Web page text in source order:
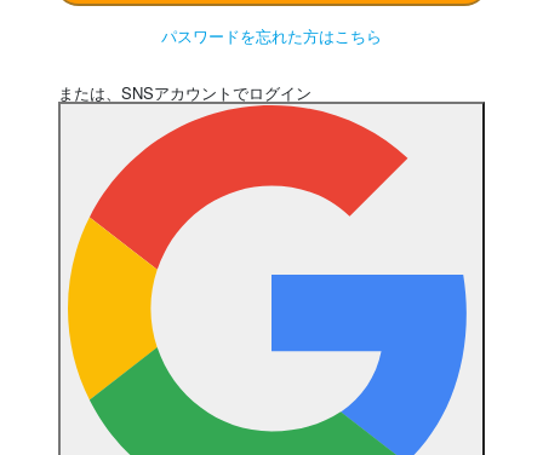
パスワードを忘れた方はこちら
または、SNSアカウントでログイン